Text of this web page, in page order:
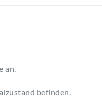
an.
befinden.